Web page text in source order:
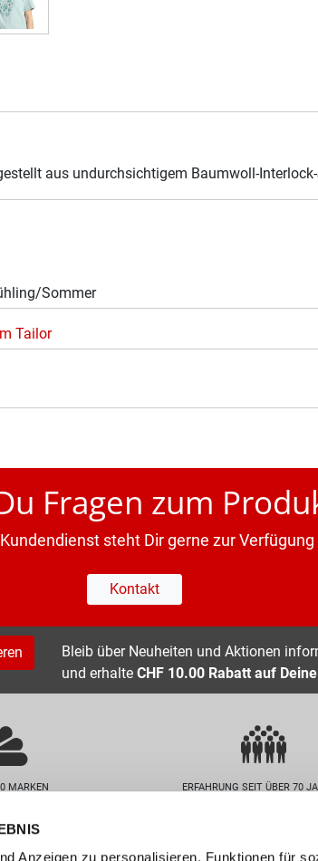
Anzeigen zu personalisieren, Funktionen für
aus undurchsichtigem Baumwoll-
Sommer
Tailor
Fragen zum
steht Dir gerne zur Verfügung
Kontakt
Bleib über Neuheiten und Aktionen
und erhalte CHF 10.00 Rabatt auf
MARKEN ERFAHRUNG SEIT ÜBER 70